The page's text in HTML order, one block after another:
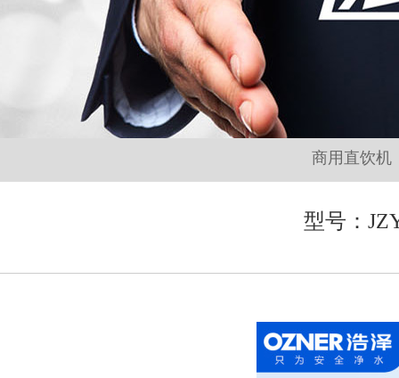
商用直饮机
型号：